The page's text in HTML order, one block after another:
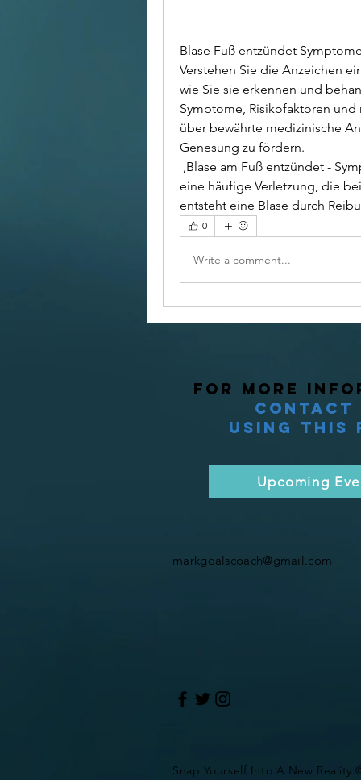
Blase Fuß entzündet
Verstehen Sie die Anzeichen
wie Sie sie erkennen und
Symptome, Risikofaktoren
über bewährte medizinische
Genesung zu fördern.
eine häufige Verletzung, die
entsteht eine Blase durch
0
Write a comment...
For More
Contact
using this
Upcoming
markgoalscoach@gmail.com
Snap Yourself Into A New Reality